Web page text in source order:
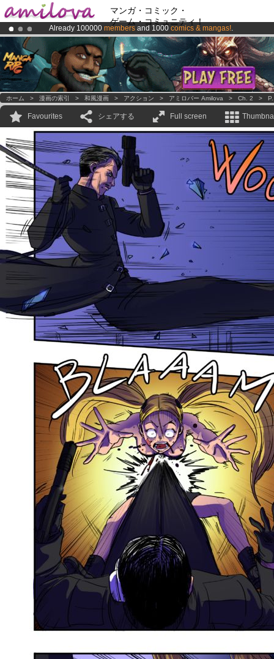
マンガ・コミック・
ゲーム・コミュニティ！
Already 100000 members and 1000 comics & mangas!.
AmilovaKickstarter is now LIVE!.
Premium membership from3.95 euros per month !Get membership
ホーム > 漫画の索引 > 和風漫画 > アクション > アミロバー Amilova > Ch. 2 >
Favourites シェアする Full screen